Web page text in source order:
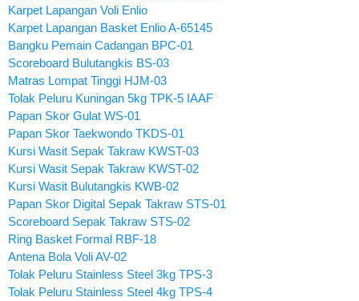
Karpet Lapangan Voli Enlio
Karpet Lapangan Basket Enlio A-65145
Bangku Pemain Cadangan BPC-01
Scoreboard Bulutangkis BS-03
Matras Lompat Tinggi HJM-03
Tolak Peluru Kuningan 5kg TPK-5 IAAF
Papan Skor Gulat WS-01
Papan Skor Taekwondo TKDS-01
Kursi Wasit Sepak Takraw KWST-03
Kursi Wasit Sepak Takraw KWST-02
Kursi Wasit Bulutangkis KWB-02
Papan Skor Digital Sepak Takraw STS-01
Scoreboard Sepak Takraw STS-02
Ring Basket Formal RBF-18
Antena Bola Voli AV-02
Tolak Peluru Stainless Steel 3kg TPS-3
Tolak Peluru Stainless Steel 4kg TPS-4